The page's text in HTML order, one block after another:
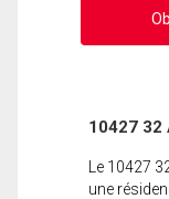
10427 32
Le 10427
une